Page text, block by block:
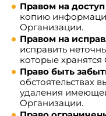
Правом на доступ
копию
Организации.
Правом на
исправить
которые
Право быть
обстоятельствах
удаления
Организации.